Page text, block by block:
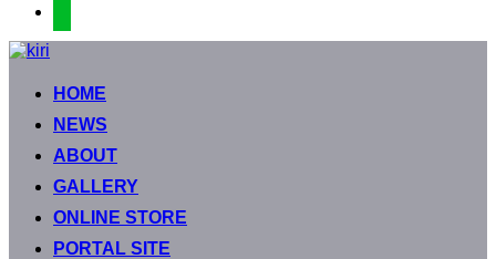
コ
HOME
NEWS
ABOUT
GALLERY
ONLINE STORE
PORTAL SITE